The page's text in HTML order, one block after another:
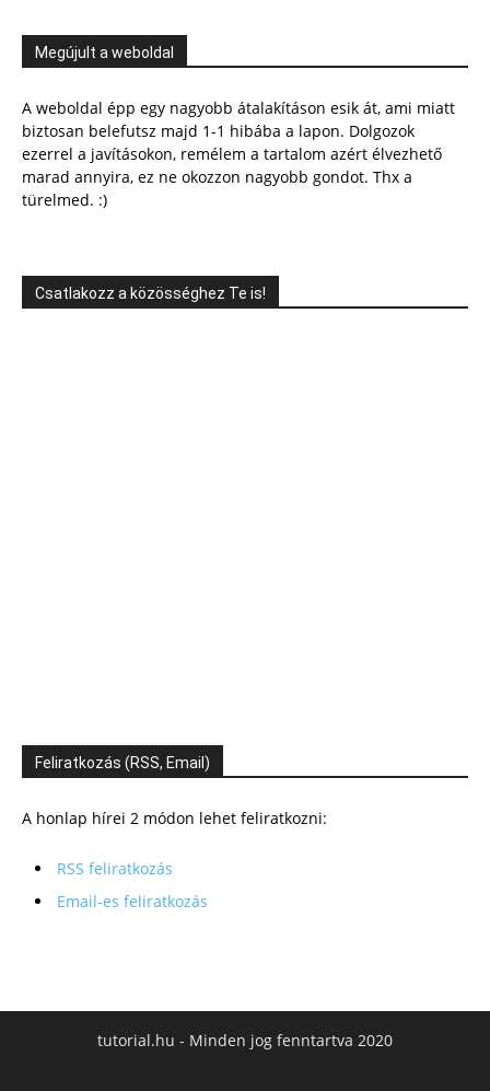
Megújult a weboldal
A weboldal épp egy nagyobb átalakításon esik át, ami miatt
biztosan belefutsz majd 1-1 hibába a lapon. Dolgozok
ezerrel a javításokon, remélem a tartalom azért élvezhető
marad annyira, ez ne okozzon nagyobb gondot. Thx a
türelmed. :)
Csatlakozz a közösséghez Te is!
Feliratkozás (RSS, Email)
A honlap hírei 2 módon lehet feliratkozni:
RSS feliratkozás
Email-es feliratkozás
tutorial.hu - Minden jog fenntartva 2020